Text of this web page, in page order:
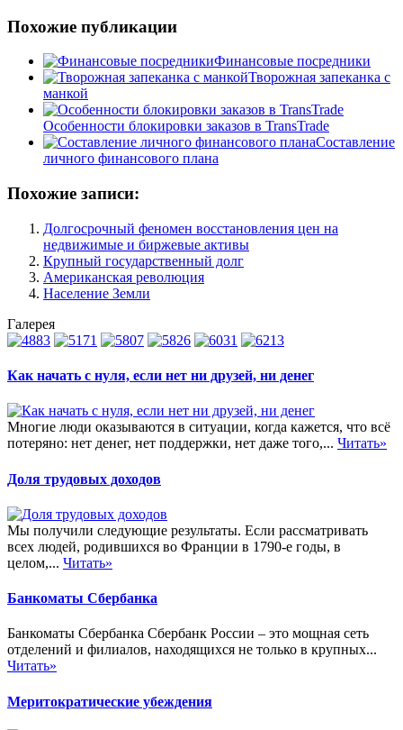
Похожие публикации
Финансовые посредники
Творожная запеканка с
манкой
Особенности блокировки заказов в TransTrade
Составление
личного финансового плана
Похожие записи:
Долгосрочный феномен восстановления цен на
недвижимые и биржевые активы
Крупный государственный долг
Американская революция
Население Земли
Галерея
Как начать с нуля, если нет ни друзей, ни денег
Многие люди оказываются в ситуации, когда кажется, что всё
потеряно: нет денег, нет поддержки, нет даже того,... Читать»
Доля трудовых доходов
Мы получили следующие результаты. Если рассматривать
всех людей, родившихся во Франции в 1790-е годы, в
целом,... Читать»
Банкоматы Сбербанка
Банкоматы Сбербанка Сбербанк России – это мощная сеть
отделений и филиалов, находящихся не только в крупных...
Читать»
Меритократические убеждения